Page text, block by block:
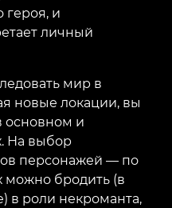
героя, и
личный
мир в
новые локации, вы
основном и
На выбор
персонажей — по
можно бродить (в
в роли некроманта,